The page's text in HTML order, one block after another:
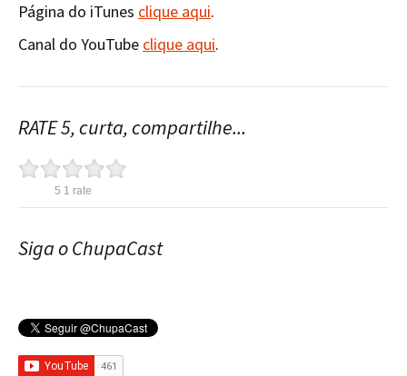
Página do iTunes clique aqui.
Canal do YouTube clique aqui.
RATE 5, curta, compartilhe...
5 1 rate
Siga o ChupaCast